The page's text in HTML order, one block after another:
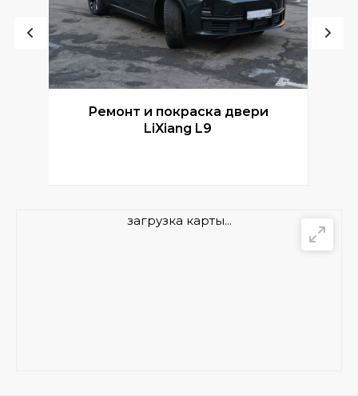
Ремонт и покраска двери
LiXiang L9
загрузка карты...